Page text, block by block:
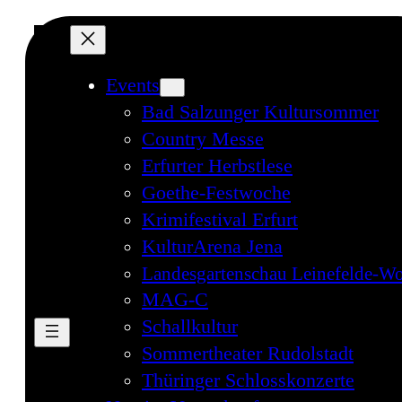
Events
Bad Salzunger Kultursommer
Country Messe
Erfurter Herbstlese
Goethe-Festwoche
Krimifestival Erfurt
KulturArena Jena
Landesgartenschau Leinefelde-
MAG-C
Schallkultur
Sommertheater Rudolstadt
Thüringer Schlosskonzerte